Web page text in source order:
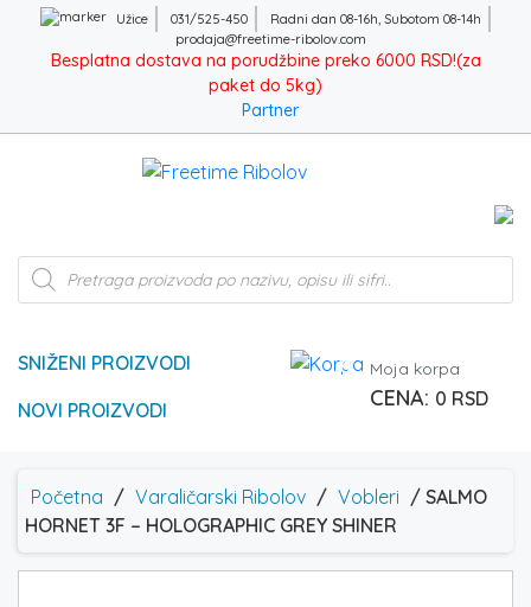
Užice 031/525-450
Radni dan 08-16h, Subotom 08-14h
prodaja@freetime-ribolov.com
Besplatna dostava na porudžbine preko 6000 RSD!(za
paket do 5kg)
Partner
Products
search
SNIŽENI PROIZVODI
NOVI PROIZVODI
0 Moja korpa
0 RSD
Početna / Varaličarski Ribolov / Vobleri / SALMO
HORNET 3F – HOLOGRAPHIC GREY SHINER